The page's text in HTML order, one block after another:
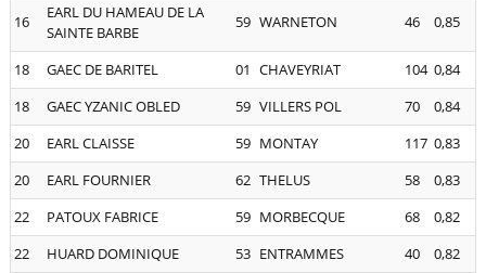
16
EARL DU HAMEAU DE LA
SAINTE BARBE
59 WARNETON 46 0,85
18 GAEC DE BARITEL 01 CHAVEYRIAT 104 0,84
18
GAEC YZANIC OBLED 59 VILLERS POL 70
0,84
20
EARL CLAISSE 59 MONTAY 117 0,83
20
EARL FOURNIER 62 THELUS 58
0,83
22
PATOUX FABRICE 59 MORBECQUE 68
0,82
22
HUARD DOMINIQUE 53 ENTRAMMES 40
0,82